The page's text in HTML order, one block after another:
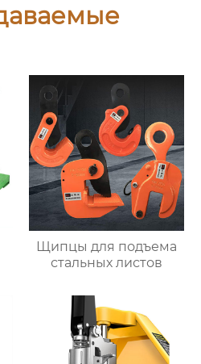
Щипцы для подъема
стальных листов